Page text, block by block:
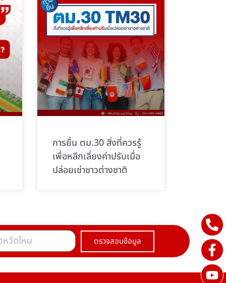
การยื่น ตม.30 สิ่งที่ควรรู้
เพื่อหลีกเลี่ยงค่าปรับเมื่อ
ปล่อยเช่าชาวต่างชาติ
ตรวจสอบข้อมูล